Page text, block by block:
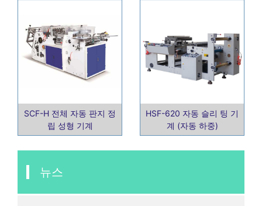
SCF-H 전체 자동 판지 정
립 성형 기계
HSF-620 자동 슬리 팅 기
계 (자동 하중)
뉴스